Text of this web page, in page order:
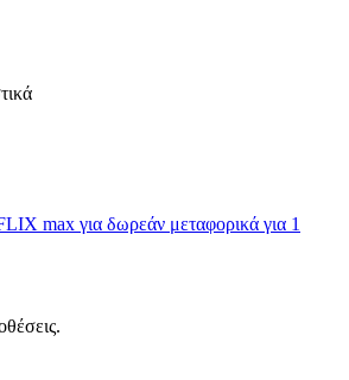
max για δωρεάν μεταφορικά για 1